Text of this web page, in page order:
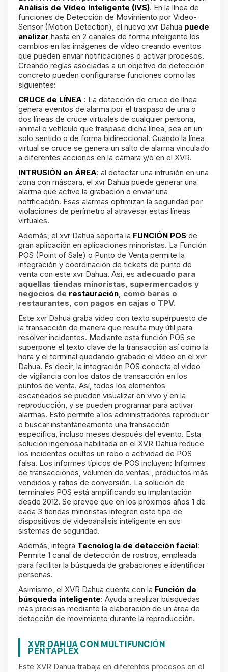
Análisis de Vídeo Inteligente (IVS). En la línea de
funciones de Detección de Movimiento por Video-
Sensor (Motion Detection), el nuevo xvr Dahua puede
analizar hasta en 2 canales de forma inteligente los
cambios en las imágenes de vídeo creando eventos
que pueden enviar notificaciones o activar procesos.
Creando reglas asociadas a un objetivo de detección
concreto pueden configurarse funciones como las
siguientes:
CRUCE de LÍNEA : La detección de cruce de línea
genera eventos de alarma por el traspaso de una o
dos líneas de cruce virtuales de cualquier persona,
animal o vehículo que traspase dicha línea, sea en un
solo sentido o de forma bidireccional. Cuando la línea
virtual se cruce se genera un salto de alarma vinculado
a diferentes acciones en la cámara y/o en el XVR.
INTRUSIÓN en ÁREA: al detectar una intrusión en una
zona con máscara, el xvr Dahua puede generar una
alarma que active la grabación o enviar una
notificación. Esas alarmas optimizan la seguridad por
violaciones de perímetro al atravesar estas líneas
virtuales.
Además, el xvr Dahua soporta la FUNCIÓN POS de
gran aplicación en aplicaciones minoristas. La Función
POS (Point of Sale) o Punto de Venta permite la
integración y coordinación de tickets de punto de
venta con este xvr Dahua. Así, es adecuado para
aquellas tiendas minoristas, supermercados y
negocios de restauración, como bares o
restaurantes, con pagos en cajas o TPV.
Este xvr Dahua graba vídeo con texto superpuesto de
la transacción de manera que resulta muy útil para
resolver incidentes. Mediante esta función POS se
superpone el texto clave de la transacción así como la
hora y el terminal quedando grabado el vídeo en el xvr
Dahua. Es decir, la integración POS conecta el video
de vigilancia con los datos de transacción en los
puntos de venta. Así, todos los elementos
escaneados se pueden visualizar en vivo y en la
reproducción, y se pueden programar para activar
alarmas. Esto permite a los administradores reproducir
o buscar instantáneamente una transacción
específica, incluso meses después del evento. Esta
solución ingeniosa habilitada en el XVR Dahua reduce
los incidentes ocultos un robo o actividad de POS
falsa. Los informes típicos de POS incluyen: Informes
de transacciones, volumen de ventas , productos más
vendidos y ratios de conversión. La solución de
terminales POS está amplificando su implantación
desde 2012. Se prevee que en los próximos años 1 de
cada 3 tiendas minoristas integren este tipo de
dispositivos de videoanálisis inteligente en sus
sistemas de seguridad.
Además, integra Tecnología de detección facial:
Permite 1 canal de detección de rostros, empleada
para facilitar la búsqueda de grabaciones e identificar
personas.
Asimismo, el XVR Dahua cuenta con la Función de
búsqueda inteligente: Ayuda a realizar búsquedas
más precisas mediante la elaboración de un área de
detección de movimiento durante la reproducción.
XVR DAHUA CON MULTIFUNCIÓN
PENTAPLEX
Este XVR Dahua trabaja en diferentes procesos en el